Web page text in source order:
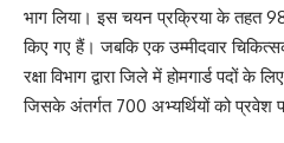
भाग लिया। इस चयन प्रक्रिया के तहत
किए गए हैं। जबकि एक उम्मीदवार
रक्षा विभाग द्वारा जिले में होमगार्ड पदों के
जिसके अंतर्गत 700 अभ्यर्थियों को प्रवेश